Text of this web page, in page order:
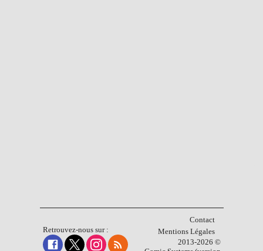
Retrouvez-nous sur :
Contact
Mentions Légales
2013-2026 ©